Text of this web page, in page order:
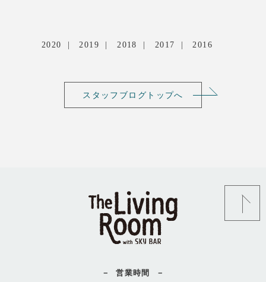
2020 2019 2018 2017 2016
スタッフブログトップへ
営業時間